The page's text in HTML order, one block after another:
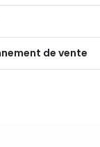
de vente